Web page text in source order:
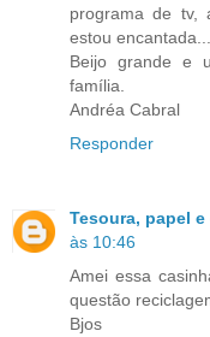
programa de tv,
estou encantada...
Beijo grande e
família.
Andréa Cabral
Responder
Tesoura, papel
às 10:46
Amei essa
questão
Bjos